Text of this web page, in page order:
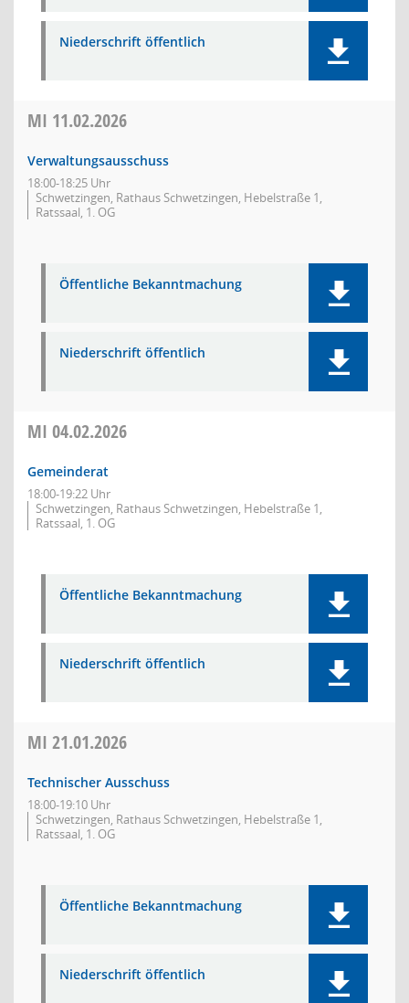
Niederschrift öffentlich
MI 11.02.2026
Verwaltungsausschuss
18:00-18:25 Uhr
Schwetzingen, Rathaus Schwetzingen, Hebelstraße 1,
Ratssaal, 1. OG
Öffentliche Bekanntmachung
Niederschrift öffentlich
MI 04.02.2026
Gemeinderat
18:00-19:22 Uhr
Schwetzingen, Rathaus Schwetzingen, Hebelstraße 1,
Ratssaal, 1. OG
Öffentliche Bekanntmachung
Niederschrift öffentlich
MI 21.01.2026
Technischer Ausschuss
18:00-19:10 Uhr
Schwetzingen, Rathaus Schwetzingen, Hebelstraße 1,
Ratssaal, 1. OG
Öffentliche Bekanntmachung
Niederschrift öffentlich